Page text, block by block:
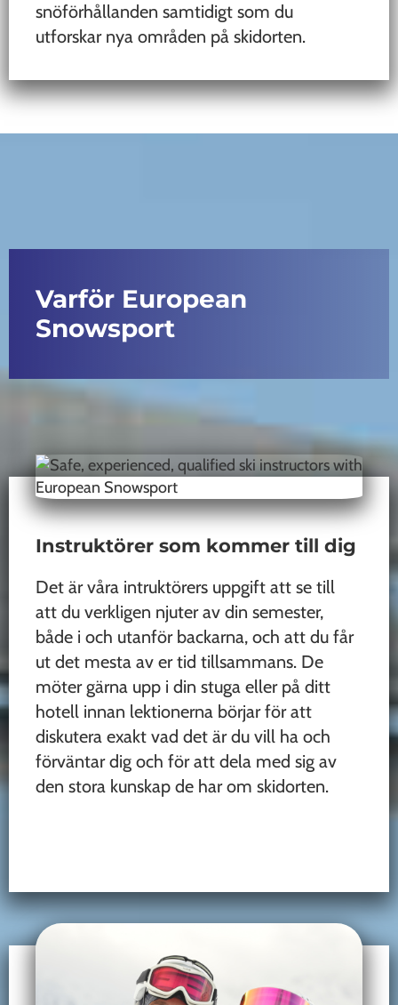
snöförhållanden samtidigt som du
utforskar nya områden på skidorten.
Varför European
Snowsport
Instruktörer som kommer till dig
Det är våra intruktörers uppgift att se till
att du verkligen njuter av din semester,
både i och utanför backarna, och att du får
ut det mesta av er tid tillsammans. De
möter gärna upp i din stuga eller på ditt
hotell innan lektionerna börjar för att
diskutera exakt vad det är du vill ha och
förväntar dig och för att dela med sig av
den stora kunskap de har om skidorten.